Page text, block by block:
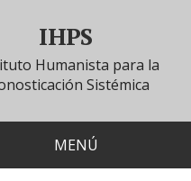
IHPS
Humanista para la
Sistémica
MENÚ